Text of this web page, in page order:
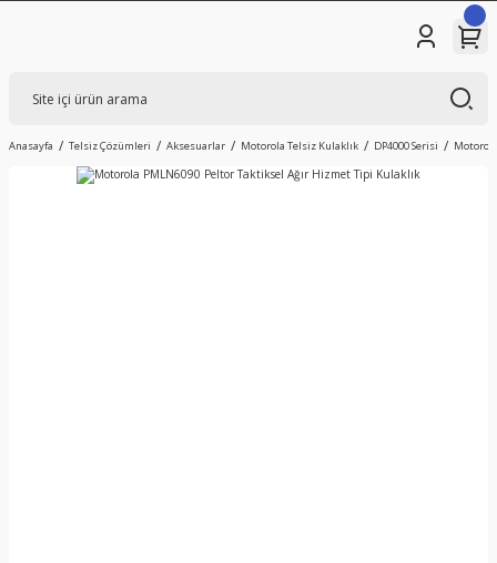
Anasayfa Telsiz Çözümleri Aksesuarlar Motorola Telsiz Kulaklık DP4000 Serisi